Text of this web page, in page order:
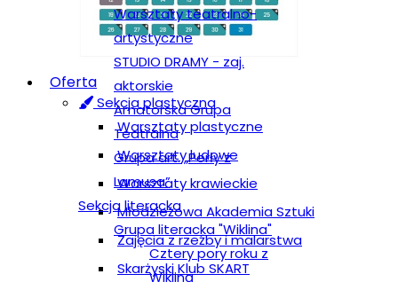
Oferta
Sekcja plastyczna
Warsztaty plastyczne
Warsztaty ludowe
Warsztaty krawieckie
Młodzieżowa Akademia Sztuki
Zajęcia z rzeźby i malarstwa
Skarżyski Klub SKART
Warsztaty teatralno-
artystyczne
STUDIO DRAMY - zaj.
aktorskie
Amatorska Grupa
Teatralna
Grupa art. „Perły z
Lamusa”
Sekcja literacka
Grupa literacka "Wiklina"
Cztery pory roku z
Wikliną